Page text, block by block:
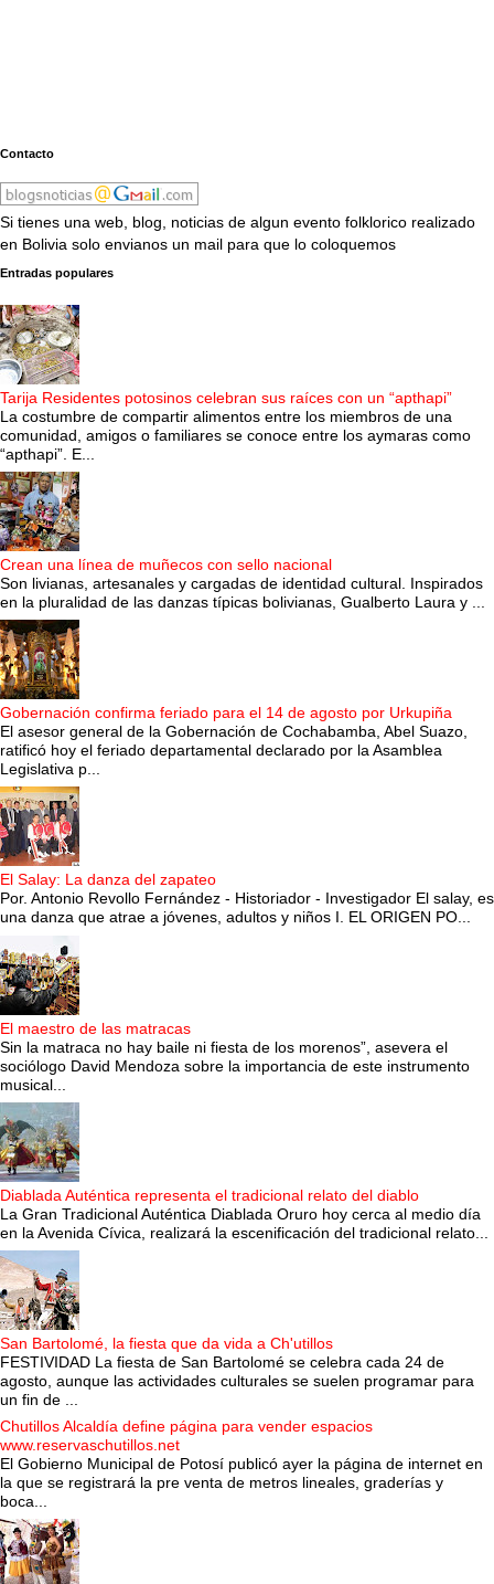
Contacto
Si tienes una web, blog, noticias de algun evento folklorico realizado
en Bolivia solo envianos un mail para que lo coloquemos
Entradas populares
Tarija Residentes potosinos celebran sus raíces con un “apthapi”
La costumbre de compartir alimentos entre los miembros de una
comunidad, amigos o familiares se conoce entre los aymaras como
“apthapi”. E...
Crean una línea de muñecos con sello nacional
Son livianas, artesanales y cargadas de identidad cultural. Inspirados
en la pluralidad de las danzas típicas bolivianas, Gualberto Laura y ...
Gobernación confirma feriado para el 14 de agosto por Urkupiña
El asesor general de la Gobernación de Cochabamba, Abel Suazo,
ratificó hoy el feriado departamental declarado por la Asamblea
Legislativa p...
El Salay: La danza del zapateo
Por. Antonio Revollo Fernández - Historiador - Investigador El salay, es
una danza que atrae a jóvenes, adultos y niños I. EL ORIGEN PO...
El maestro de las matracas
Sin la matraca no hay baile ni fiesta de los morenos”, asevera el
sociólogo David Mendoza sobre la importancia de este instrumento
musical...
Diablada Auténtica representa el tradicional relato del diablo
La Gran Tradicional Auténtica Diablada Oruro hoy cerca al medio día
en la Avenida Cívica, realizará la escenificación del tradicional relato...
San Bartolomé, la fiesta que da vida a Ch'utillos
FESTIVIDAD La fiesta de San Bartolomé se celebra cada 24 de
agosto, aunque las actividades culturales se suelen programar para
un fin de ...
Chutillos Alcaldía define página para vender espacios
www.reservaschutillos.net
El Gobierno Municipal de Potosí publicó ayer la página de internet en
la que se registrará la pre venta de metros lineales, graderías y
boca...